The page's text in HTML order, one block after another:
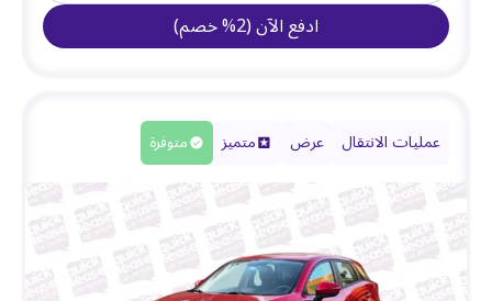
ادفع الآن(
2
%خصم)
عمليات الانتقال عرض متميز متوفرة